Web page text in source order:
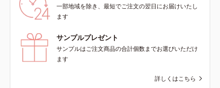
一部地域を除き、最短でご注文の翌日にお届けいたし
ます
サンプルプレゼント
サンプルはご注文商品の合計個数までお選びいただけ
ます
詳しくはこちら